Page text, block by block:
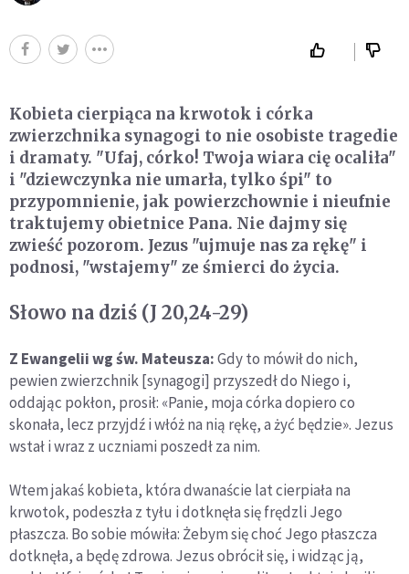
Kobieta cierpiąca na krwotok i córka
zwierzchnika synagogi to nie osobiste tragedie
i dramaty. "Ufaj, córko! Twoja wiara cię ocaliła"
i "dziewczynka nie umarła, tylko śpi" to
przypomnienie, jak powierzchownie i nieufnie
traktujemy obietnice Pana. Nie dajmy się
zwieść pozorom. Jezus "ujmuje nas za rękę" i
podnosi, "wstajemy" ze śmierci do życia.
Słowo na dziś (J 20,24-29)
Z Ewangelii wg św. Mateusza:Gdy to mówił do nich,
pewien zwierzchnik [synagogi] przyszedł do Niego i,
oddając pokłon, prosił: «Panie, moja córka dopiero co
skonała, lecz przyjdź i włóż na nią rękę, a żyć będzie». Jezus
wstał i wraz z uczniami poszedł za nim.
Wtem jakaś kobieta, która dwanaście lat cierpiała na
krwotok, podeszła z tyłu i dotknęła się frędzli Jego
płaszcza. Bo sobie mówiła: Żebym się choć Jego płaszcza
dotknęła, a będę zdrowa. Jezus obrócił się, i widząc ją,